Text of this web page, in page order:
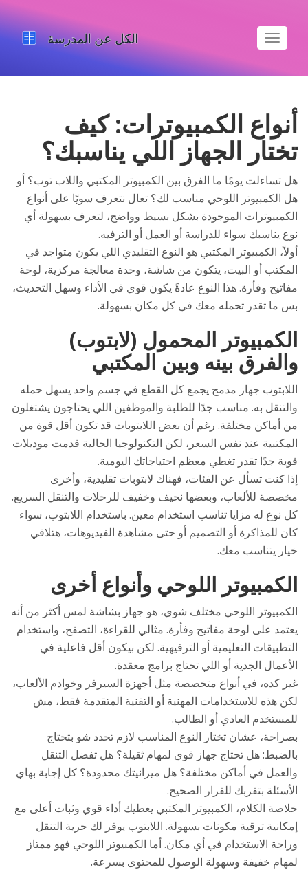
تبديل
الملاحة
أنواع الكمبيوترات: كيف
تختار الجهاز اللي يناسبك؟
هل تساءلت يومًا ما الفرق بين الكمبيوتر المكتبي واللاب توب؟ أو
هل الكمبيوتر اللوحي مناسب لك؟ تعال نتعرف سويًا على أنواع
الكمبيوترات الموجودة بشكل بسيط وواضح، لتعرف بسهولة أي
نوع يناسبك سواء للدراسة أو العمل أو الترفيه.
أولاً، الكمبيوتر المكتبي هو النوع التقليدي اللي يكون متواجد في
المكتب أو البيت، يتكون من شاشة، وحدة معالجة مركزية، لوحة
مفاتيح وفأرة. هذا النوع عادةً يكون قوي في الأداء وسهل التحديث،
بس ما تقدر تحمله معك في كل مكان بسهولة.
الكمبيوتر المحمول (لابتوب)
والفرق بينه وبين المكتبي
اللابتوب جهاز مدمج يجمع كل القطع في جسم واحد يسهل حمله
والتنقل به. مناسب جدًا للطلبة والموظفين اللي يحتاجون يشتغلون
من أماكن مختلفة. رغم أن بعض اللابتوبات قد تكون أقل قوة من
المكتبية عند نفس السعر، لكن التكنولوجيا الحالية قدمت موديلات
قوية جدًا تقدر تغطي معظم احتياجاتك اليومية.
إذا كنت تسأل عن الفئات، فهناك لابتوبات تقليدية، وأخرى
مخصصة للألعاب، وبعضها نحيف وخفيف للرحلات والتنقل السريع.
كل نوع له مزايا تناسب استخدام معين. باستخدام اللابتوب، سواء
كان للمذاكرة أو التصميم أو حتى مشاهدة الفيديوهات، هتلاقي
خيار يتناسب معك.
الكمبيوتر اللوحي وأنواع أخرى
الكمبيوتر اللوحي مختلف شوي، هو جهاز بشاشة لمس أكثر من أنه
يعتمد على لوحة مفاتيح وفأرة. مثالي للقراءة، التصفح، واستخدام
التطبيقات التعليمية أو الترفيهية. لكن بيكون أقل فاعلية في
الأعمال الجدية أو اللي تحتاج برامج معقدة.
غير كده، في أنواع متخصصة مثل أجهزة السيرفر وخوادم الألعاب،
لكن هذه للاستخدامات المهنية أو التقنية المتقدمة فقط، مش
للمستخدم العادي أو الطالب.
بصراحة، عشان تختار النوع المناسب لازم تحدد شو بتحتاج
بالضبط: هل تحتاج جهاز قوي لمهام ثقيلة؟ هل تفضل التنقل
والعمل في أماكن مختلفة؟ هل ميزانيتك محدودة؟ كل إجابة بهاي
الأسئلة بتقربك للقرار الصحيح.
خلاصة الكلام، الكمبيوتر المكتبي يعطيك أداء قوي وثبات أعلى مع
إمكانية ترقية مكونات بسهولة. اللابتوب يوفر لك حرية التنقل
وراحة الاستخدام في أي مكان. أما الكمبيوتر اللوحي فهو ممتاز
لمهام خفيفة وسهولة الوصول للمحتوى بسرعة.